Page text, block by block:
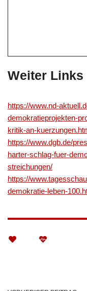
Weiter Links
https://www.nd-
demokratieprojekten-
kritik-an-
https://www.dgb.de/
harter-schlag-fuer-
streichungen/
https://
demokratie-leben-